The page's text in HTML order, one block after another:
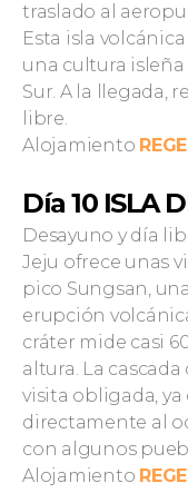
traslado al
Esta isla
una cultura isleña
Sur. A la llegada,
libre.
Alojamiento
Día 10 ISLA
Desayuno y día
Jeju ofrece unas
pico Sungsan,
erupción
cráter mide casi
altura. La
visita obligada, ya
directamente al
con algunos
Alojamiento